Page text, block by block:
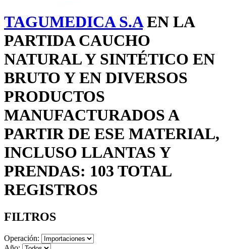
TAGUMEDICA S.AEN LA
PARTIDA CAUCHO
NATURAL Y SINTÉTICO EN
BRUTO Y EN DIVERSOS
PRODUCTOS
MANUFACTURADOS A
PARTIR DE ESE MATERIAL,
INCLUSO LLANTAS Y
PRENDAS: 103 TOTAL
REGISTROS
FILTROS
Operación: